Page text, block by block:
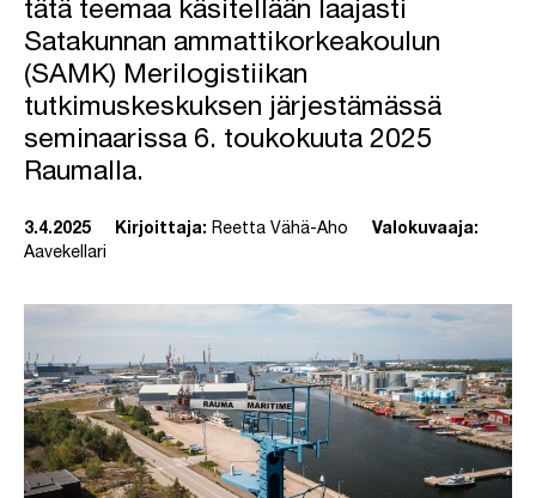
tätä teemaa käsitellään laajasti
Satakunnan ammattikorkeakoulun
(SAMK) Merilogistiikan
tutkimuskeskuksen järjestämässä
seminaarissa 6. toukokuuta 2025
Raumalla.
3.4.2025 Kirjoittaja: Reetta Vähä-Aho
Valokuvaaja:
Aavekellari